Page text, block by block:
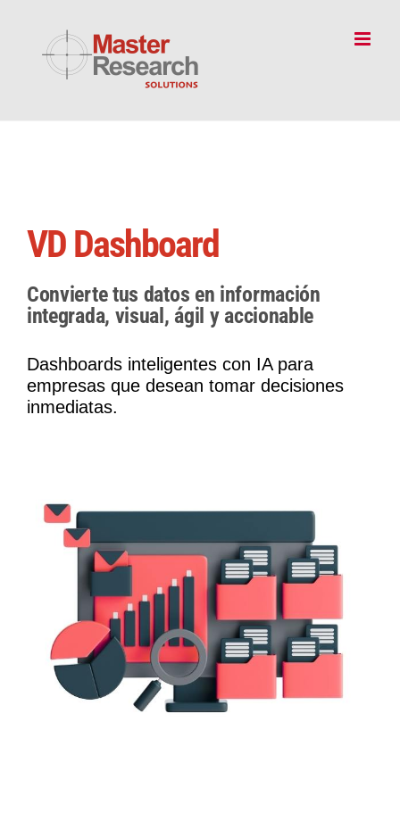
content
VD Dashboard
Convierte tus datos en información
integrada, visual, ágil y accionable
Dashboards inteligentes con IA para
empresas que desean tomar decisiones
inmediatas.